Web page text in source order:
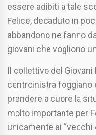
essere adibiti a tale
Felice, decaduto in
abbandono ne fanno
giovani che vogliono
Il collettivo del
centroinistra foggiano
prendere a cuore la
molto importante per
unicamente ai “vecchi